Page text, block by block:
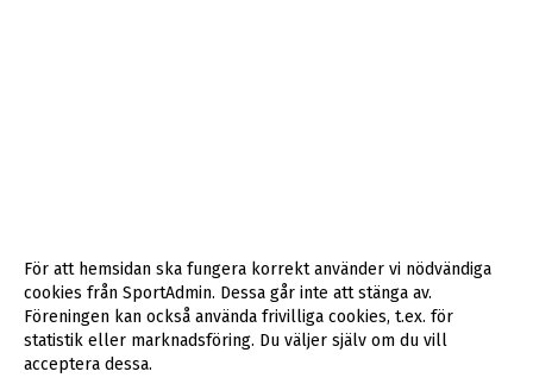
För att hemsidan ska fungera korrekt använder vi nödvändiga
cookies från SportAdmin. Dessa går inte att stänga av.
Föreningen kan också använda frivilliga cookies, t.ex. för
statistik eller marknadsföring. Du väljer själv om du vill
acceptera dessa.